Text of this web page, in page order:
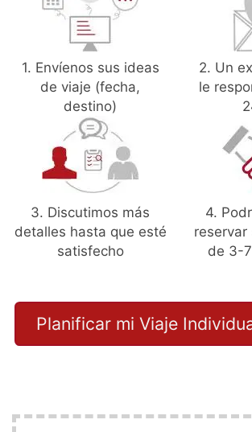
1. Envíenos sus ideas
de viaje (fecha,
destino)
2. Un
le
3. Discutimos más
detalles hasta que esté
satisfecho
4.
reservar
de 3-
Planificar mi Viaje